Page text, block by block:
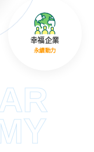
幸福企業
永續動力